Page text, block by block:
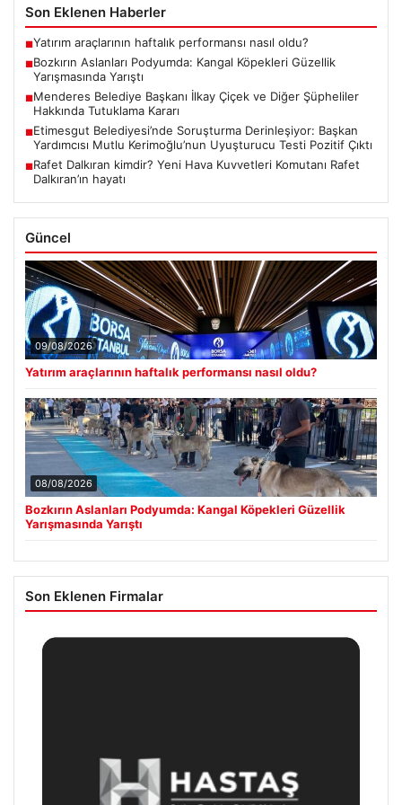
Son Eklenen Haberler
■Yatırım araçlarının haftalık performansı nasıl oldu?
■Bozkırın Aslanları Podyumda: Kangal Köpekleri Güzellik
Yarışmasında Yarıştı
■Menderes Belediye Başkanı İlkay Çiçek ve Diğer Şüpheliler
Hakkında Tutuklama Kararı
■Etimesgut Belediyesi’nde Soruşturma Derinleşiyor: Başkan
Yardımcısı Mutlu Kerimoğlu’nun Uyuşturucu Testi Pozitif Çıktı
■Rafet Dalkıran kimdir? Yeni Hava Kuvvetleri Komutanı Rafet
Dalkıran’ın hayatı
Güncel
09/08/2026
Yatırım araçlarının haftalık performansı nasıl oldu?
08/08/2026
Bozkırın Aslanları Podyumda: Kangal Köpekleri Güzellik
Yarışmasında Yarıştı
Son Eklenen Firmalar